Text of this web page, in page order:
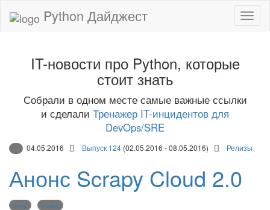
Python Дайджест
IT-новости про Python, которые
стоит знать
Собрали в одном месте самые важные ссылки
и сделали Тренажер IT-инцидентов для
DevOps/SRE
04.05.2016 Выпуск 124 (02.05.2016 - 08.05.2016) Релизы
Анонс Scrapy Cloud 2.0
scrapy scraping